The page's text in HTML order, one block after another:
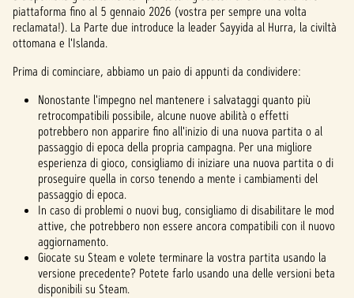
piattaforma fino al 5 gennaio 2026 (vostra per sempre una volta
reclamata!). La Parte due introduce la leader Sayyida al Hurra, la civiltà
ottomana e l'Islanda.
Prima di cominciare, abbiamo un paio di appunti da condividere:
Nonostante l'impegno nel mantenere i salvataggi quanto più
retrocompatibili possibile, alcune nuove abilità o effetti
potrebbero non apparire fino all'inizio di una nuova partita o al
passaggio di epoca della propria campagna. Per una migliore
esperienza di gioco, consigliamo di iniziare una nuova partita o di
proseguire quella in corso tenendo a mente i cambiamenti del
passaggio di epoca.
In caso di problemi o nuovi bug, consigliamo di disabilitare le mod
attive, che potrebbero non essere ancora compatibili con il nuovo
aggiornamento.
Giocate su Steam e volete terminare la vostra partita usando la
versione precedente? Potete farlo usando una delle versioni beta
disponibili su Steam.